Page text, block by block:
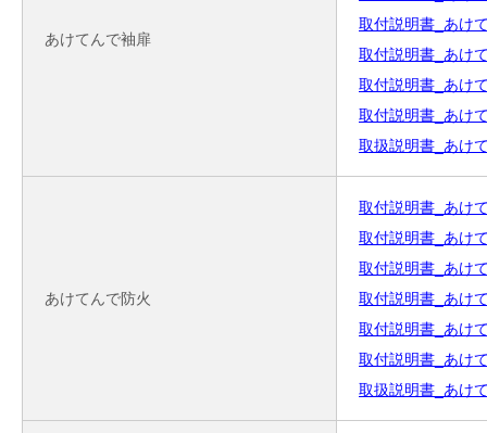
あけてんで袖扉
取付説明書_あけ
取付説明書_あけ
取付説明書_あけ
取付説明書_あけ
取扱説明書_あけ
あけてんで防火
取付説明書_あけ
取付説明書_あけ
取付説明書_あけ
取付説明書_あけ
取付説明書_あけ
取付説明書_あけ
取扱説明書_あけ